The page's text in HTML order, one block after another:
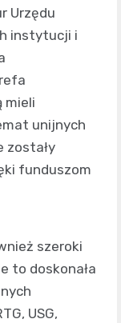
Urzędu
instytucji i
mieli
unijnych
zostały
funduszom
szeroki
to doskonała
USG,